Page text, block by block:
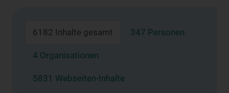
6182 Inhalte gesamt 347 Personen
4 Organisationen
5831 Webseiten-Inhalte